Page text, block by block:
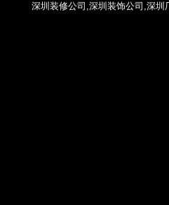
深圳装修公司,深圳装饰公司,深